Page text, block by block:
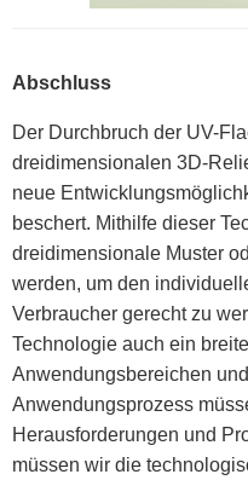
Abschluss
Der Durchbruch der UV-
dreidimensionalen 3D-
neue
beschert. Mithilfe dieser
dreidimensionale Muster
werden, um den
Verbraucher gerecht zu
Technologie auch ein
Anwendungsbereichen
Anwendungsprozess
Herausforderungen und
müssen wir die